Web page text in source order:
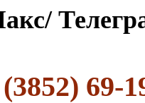
69-